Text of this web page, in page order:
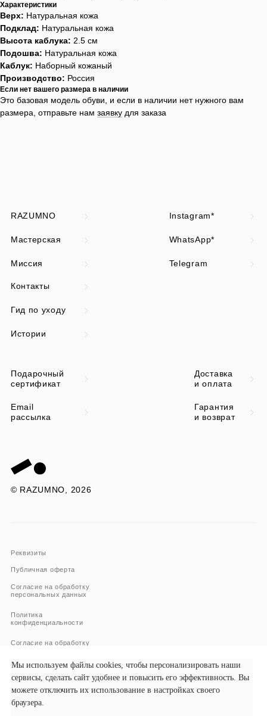
Мы используем файлы cookies, чтобы персонализировать наши
сервисы, сделать сайт удобнее и повысить его эффективность. Вы
можете отключить их использование в настройках своего
браузера.
Характеристики
Верх: Натуральная кожа
Подклад: Натуральная кожа
Высота каблука: 2.5 см
Подошва: Натуральная кожа
Каблук: Наборный кожаный
Производство: Россия
Если нет вашего размера в наличии
Это базовая модель обуви, и если в наличии нет нужного вам
размера, отправьте нам заявку для заказа
RAZUMNO
Миссия
Мастерская
© RAZUMNO, 2026
Гид по уходу
Согласие
на публикацию отзывов
Согласие на получение
Согласие на обработку
персональных данных
Согласие на обработку
Публичная оферта
Политика
конфиденциальности
Контакты
WhatsApp*
Истории
Подарочный
сертификат
Гарантия
и возврат
Доставка
и оплата
Telegram
Реквизиты
Instagram*
Email
рассылка